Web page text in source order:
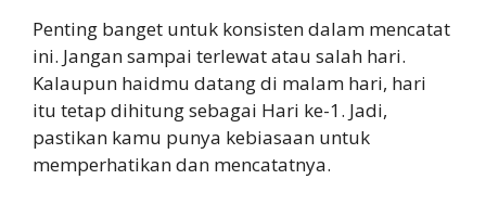
Penting banget untuk konsisten dalam mencatat
ini. Jangan sampai terlewat atau salah hari.
Kalaupun haidmu datang di malam hari, hari
itu tetap dihitung sebagai Hari ke-1. Jadi,
pastikan kamu punya kebiasaan untuk
memperhatikan dan mencatatnya.